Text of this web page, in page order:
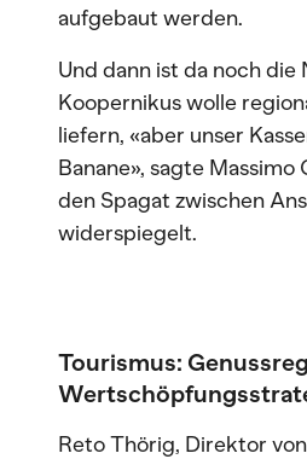
aufgebaut werden.
Und dann ist da noch die
Koopernikus wolle
liefern, «aber unser
Banane», sagte Massimo
den Spagat zwischen
widerspiegelt.
Tourismus:
Reto Thörig, Direktor